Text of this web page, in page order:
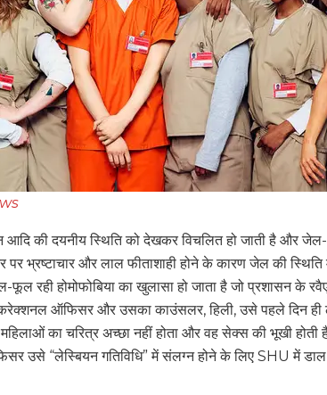
की दयनीय स्थिति को देखकर विचलित हो जाती है और
भ्रष्टाचार और लाल फीताशाही होने के कारण जेल की स्थिति
रही होमोफोबिया का खुलासा हो जाता है जो प्रशासन के
ऑफिसर और उसका काउंसलर, हिली, उसे पहले दिन ही
का चरित्र अच्छा नहीं होता और वह सेक्स की भूखी होती
उसे “लेस्बियन गतिविधि” में संलग्न होने के लिए SHU में डाल